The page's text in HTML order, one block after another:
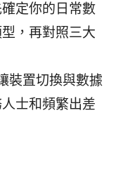
定你的日常數
，再對照三大
裝置切換與數據
士和頻繁出差